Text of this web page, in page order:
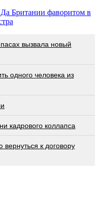
Британии фаворитом в
вызвала новый
одного человека из
кадрового коллапса
к договору